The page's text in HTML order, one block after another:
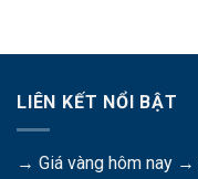
LIÊN KẾT NỔI BẬT
→ Giá vàng hôm nay →